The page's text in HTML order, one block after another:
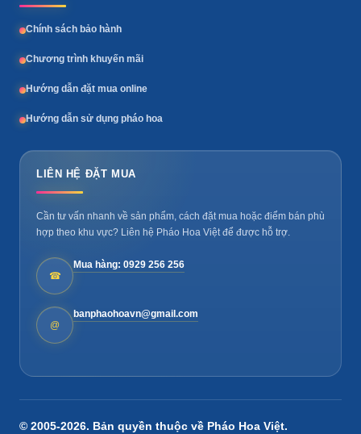
Chính sách bảo hành
Chương trình khuyến mãi
Hướng dẫn đặt mua online
Hướng dẫn sử dụng pháo hoa
LIÊN HỆ ĐẶT MUA
Cần tư vấn nhanh về sản phẩm, cách đặt mua hoặc điểm bán phù
hợp theo khu vực? Liên hệ Pháo Hoa Việt để được hỗ trợ.
☎
Mua hàng: 0929 256 256
@
banphaohoavn@gmail.com
© 2005-2026. Bản quyền thuộc về Pháo Hoa Việt.